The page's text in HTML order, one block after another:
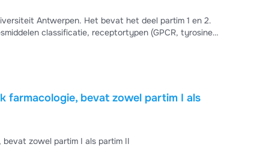
Antwerpen. Het bevat het deel partim 1 en 2.
classificatie, receptortypen (GPCR, tyrosine
en de farmacodynamische principes achter
farmacologie, bevat zowel partim I als
zowel partim I als partim II